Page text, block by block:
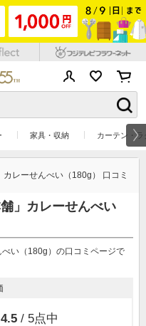
家具・収納 カーテン・
カレーせんべい（180g） 口コミ
」カレーせんべい
べい（180g）の口コミページで
4.5 / 5点中